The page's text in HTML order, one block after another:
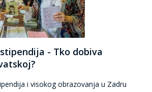
- Tko dobiva
i visokog obrazovanja u Zadru